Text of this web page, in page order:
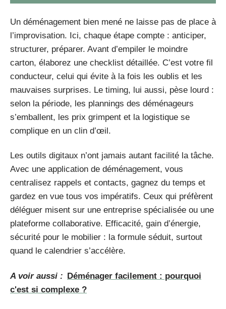
Un déménagement bien mené ne laisse pas de place à
l’improvisation. Ici, chaque étape compte : anticiper,
structurer, préparer. Avant d’empiler le moindre
carton, élaborez une checklist détaillée. C’est votre fil
conducteur, celui qui évite à la fois les oublis et les
mauvaises surprises. Le timing, lui aussi, pèse lourd :
selon la période, les plannings des déménageurs
s’emballent, les prix grimpent et la logistique se
complique en un clin d’œil.
Les outils digitaux n’ont jamais autant facilité la tâche.
Avec une application de déménagement, vous
centralisez rappels et contacts, gagnez du temps et
gardez en vue tous vos impératifs. Ceux qui préfèrent
déléguer misent sur une entreprise spécialisée ou une
plateforme collaborative. Efficacité, gain d’énergie,
sécurité pour le mobilier : la formule séduit, surtout
quand le calendrier s’accélère.
A voir aussi : Déménager facilement : pourquoi
c'est si complexe ?